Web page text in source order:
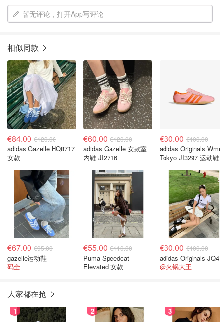
暂无评论，打开App写评论
相似同款
€84.00 €120.00
adidas Gazelle HQ8717
女款
€60.00 €120.00
adidas Gazelle 女款室
内鞋 JI2716
€30.00 €100.00
adidas Originals Wmns
Tokyo JI3297 运动鞋
€67.00 €95.00
gazelle运动鞋
码全
€55.00 €110.00
Puma Speedcat
Elevated 女款
€30.00 €100.00
@火锅大王
大家都在抢
1 2 3